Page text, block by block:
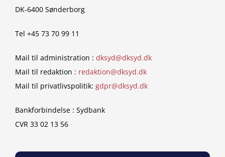
DK-6400 Sønderborg
Tel +45 73 70 99 11
Mail til administration : dksyd@dksyd.dk
Mail til redaktion : redaktion@dksyd.dk
Mail til privatlivspolitik: gdpr@dksyd.dk
Bankforbindelse : Sydbank
CVR 33 02 13 56